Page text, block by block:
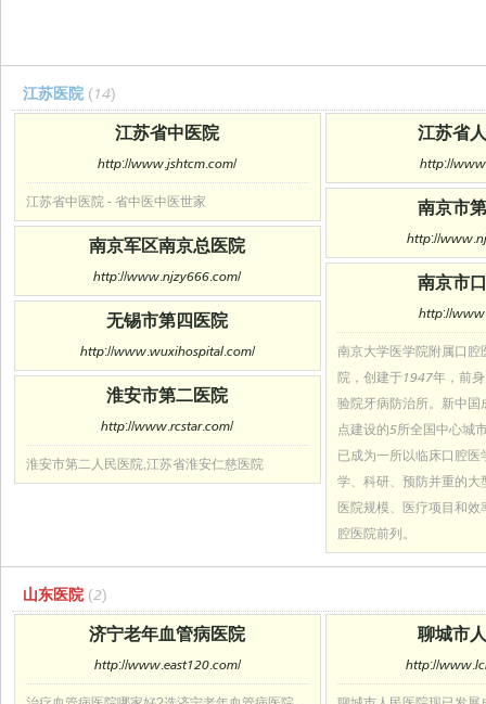
江苏医院 (14)
江苏省中医院
http://www.jshtcm.com/
江苏省中医院 - 省中医中医世家
江苏省
http://
南京市
http://
南京军区南京总医院
http://www.njzy666.com/ 南京市
http://
南京大学医学院附属口腔
院，创建于1947年，前
验院牙病防治所。新中国
点建设的5所全国中心城
已成为一所以临床口腔
学、科研、预防并重的大
医院规模、医疗项目和
腔医院前列。
无锡市第四医院
http://www.wuxihospital.com/
淮安市第二医院
http://www.rcstar.com/
淮安市第二人民医院,江苏省淮安仁慈医院
山东医院 (2)
济宁老年血管病医院
http://www.east120.com/
聊城市
http://